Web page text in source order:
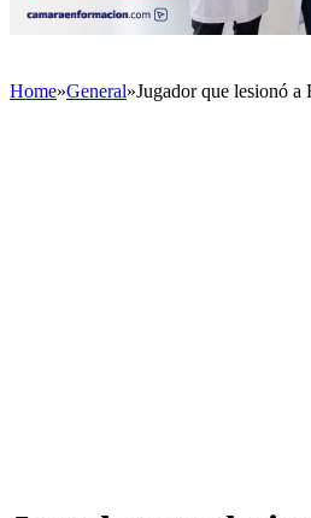
Home»General»Jugador que lesionó a